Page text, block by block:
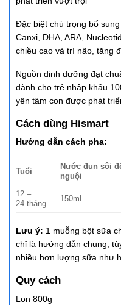
Đặc biệt chú trọng bổ
Canxi, DHA, ARA,
chiều cao và trí não, tăng
Nguồn dinh dưỡng đạt
dành cho trẻ nhập khẩu
yên tâm con được phát
Cách dùng Hismart
Hướng dẫn cách pha:
Tuổi
Nước đun sôi
nguội
12 –
24 tháng
150mL
Lưu ý: 1 muỗng bột sữa
chỉ là hướng dẫn chung,
nhiều hơn lượng sữa như
Quy cách
Lon 800g